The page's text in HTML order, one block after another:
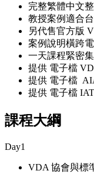
完整繁體中文
教授案例適合
另代售官方版
案例說明橫跨
一天課程緊密
提供 電子檔
提供 電子檔
提供 電子檔
課程大綱
Day1
VDA 協會與標